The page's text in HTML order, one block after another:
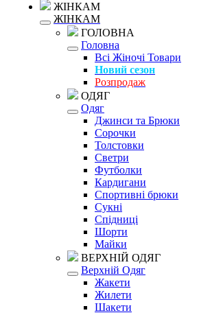
ЖІНКАМ
ЖІНКАМ
ГОЛОВНА
Головна
Всі Жіночі Товари
Новий сезон
Розпродаж
ОДЯГ
Одяг
Джинси та Брюки
Сорочки
Толстовки
Светри
Футболки
Кардигани
Спортивні брюки
Сукні
Спідниці
Шорти
Майки
ВЕРХНІЙ ОДЯГ
Верхній Одяг
Жакети
Жилети
Шакети